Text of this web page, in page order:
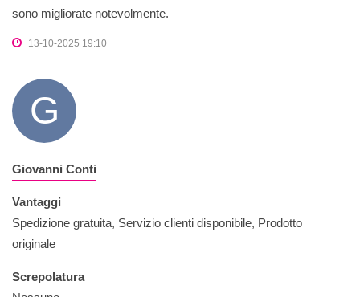
sono migliorate notevolmente.
13-10-2025 19:10
G
Giovanni Conti
Vantaggi
Spedizione gratuita, Servizio clienti disponibile, Prodotto
originale
Screpolatura